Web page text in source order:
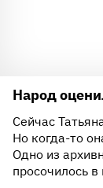
Народ
Сейчас
Но когда-то
Одно из
просочилось в